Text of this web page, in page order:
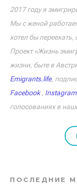
2017 году я
Мы с женой
хотел бы переехать,
Проект «Жизнь
жизни, быте в
Emigrants.life,
Facebook, Instagram
голосованиях в
ПОСЛЕДНИЕ